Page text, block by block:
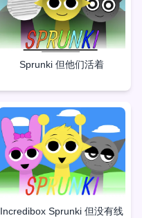
Sprunki 但他们活着
Incredibox Sprunki 但没有线